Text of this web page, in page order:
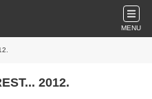
MENU
2012.